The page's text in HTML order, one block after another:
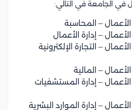
في الجامعة في التالي:
الأعمال – المحاسبة
– إدارة الأعمال
– التجارة الإلكترونية
– المالية
الأعمال – إدارة المستشفيات
– إدارة الموارد البشرية